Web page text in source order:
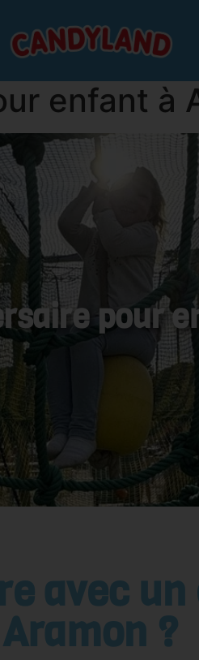
enfant à
pour
avec un
?